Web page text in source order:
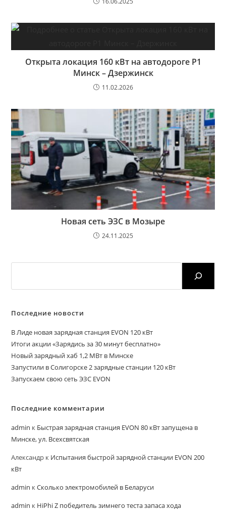
Открыта локация 160 кВт на автодороге Р1
Минск – Дзержинск
11.02.2026
Новая сеть ЭЗС в Мозыре
24.11.2025
Последние новости
В Лиде новая зарядная станция EVON 120 кВт
Итоги акции «Зарядись за 30 минут бесплатно»
Новый зарядный хаб 1,2 МВт в Минске
Запустили в Солигорске 2 зарядные станции 120 кВт
Запускаем свою сеть ЭЗС EVON
Последние комментарии
admin к Быстрая зарядная станция EVON 80 кВт запущена в
Минске, ул. Всехсвятская
Александр к Испытания быстрой зарядной станции EVON 200
кВт
admin кСколько электромобилей в Беларуси
admin к HiPhi Z победитель зимнего теста запаса хода